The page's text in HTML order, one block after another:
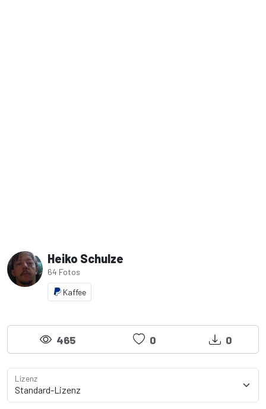
Heiko Schulze
64 Fotos
Kaffee
465 0 0
Lizenz